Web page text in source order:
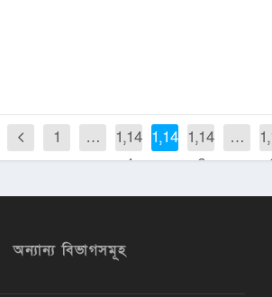
1 …
1,14
4
1,145 1,14
6
…
অন্যান্য বিভাগসমূহ